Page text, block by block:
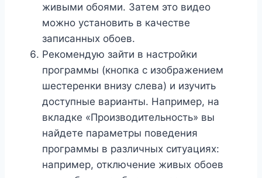
живыми обоями. Затем это видео
можно установить в качестве
записанных обоев.
Рекомендую зайти в настройки
программы (кнопка с изображением
шестеренки внизу слева) и изучить
доступные варианты. Например, на
вкладке «Производительность» вы
найдете параметры поведения
программы в различных ситуациях:
например, отключение живых обоев